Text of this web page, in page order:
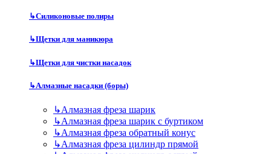
↳Силиконовые полиры
↳Щетки для маникюра
↳Щетки для чистки насадок
↳Алмазные насадки (боры)
↳Алмазная фреза шарик
↳Алмазная фреза шарик с буртиком
↳Алмазная фреза обратный конус
↳Алмазная фреза цилиндр прямой